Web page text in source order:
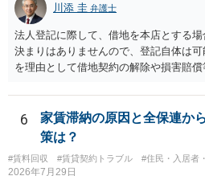
川添 圭 弁護士
法人登記に際して、借地を本店とする
決まりはありませんので、登記自体は
を理由として借地契約の解除や損害賠
の建物を住居用に限定する（事業に使
きるかどうかが重要でしょう（借地契
に改装したという事案で、住居に限定
として契約解除を認めなかった裁判例
や解釈の問題になりますので、弁護士へ
6
家賃滞納の原因と全保連か
策は？
#賃料回収 #賃貸契約トラブル #住民・入居者
2026年7月29日